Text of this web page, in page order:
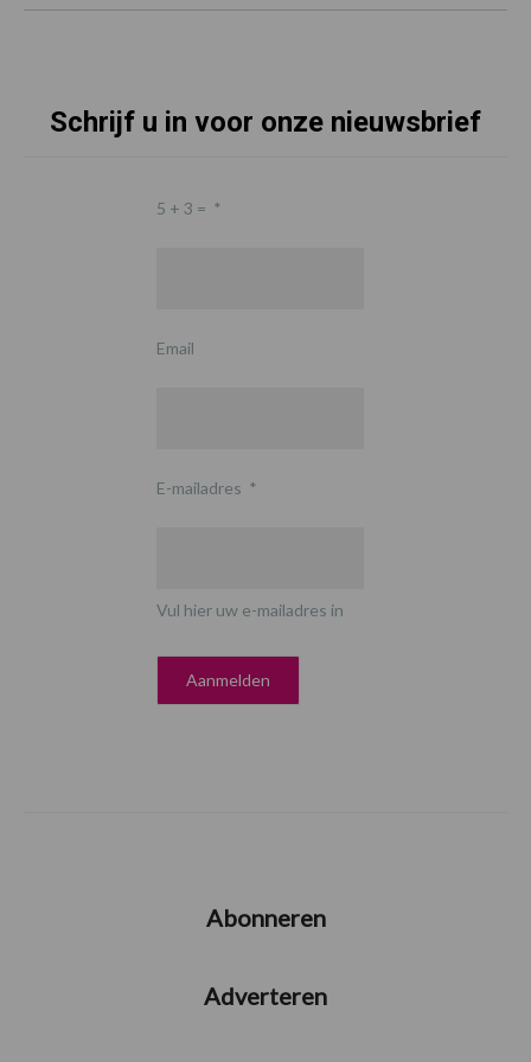
Schrijf u in voor onze nieuwsbrief
5 + 3 = *
Email
E-mailadres *
Vul hier uw e-mailadres in
Abonneren
Adverteren